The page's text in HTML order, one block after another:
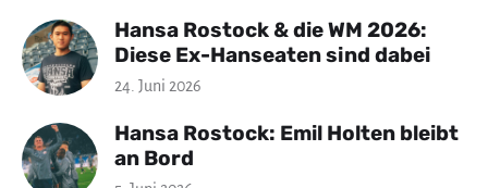
Hansa Rostock & die WM 2026:
Diese Ex-Hanseaten sind dabei
24. Juni 2026
Hansa Rostock: Emil Holten bleibt
an Bord